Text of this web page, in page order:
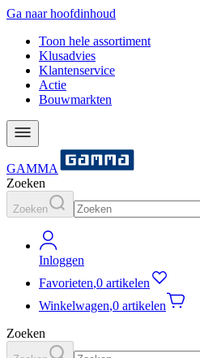
Ga naar hoofdinhoud
Toon hele assortiment
Klusadvies
Klantenservice
Actie
Bouwmarkten
GAMMA
Zoeken
Zoeken
Inloggen
Favorieten,0 artikelen
Winkelwagen,0 artikelen
Zoeken